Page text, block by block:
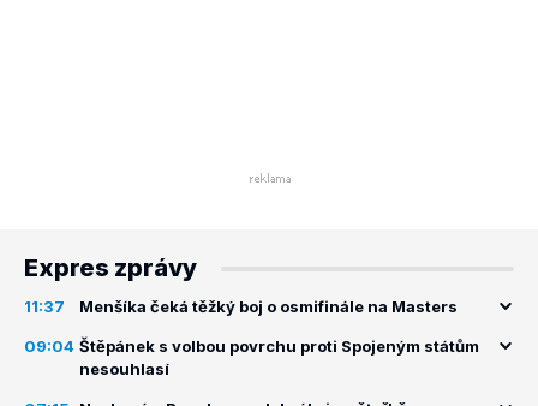
Expres zprávy
11:37 Menšíka čeká těžký boj o osmifinále na Masters
09:04 Štěpánek s volbou povrchu proti Spojeným státům
nesouhlasí